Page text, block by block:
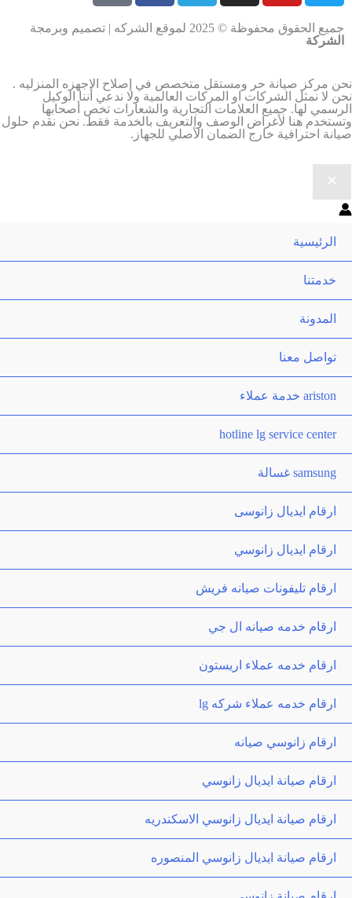
جميع الحقوق محفوظة © 2025 لموقع الشركه | تصميم وبرمجة
الشركة
مركز صيانة حر ومستقل متخصص في إصلاح الاجهزه المنزليه .
لا نمثل الشركات او المركات العالمية ولا ندعي أننا الوكيل
لها. جميع العلامات التجارية والشعارات تخص أصحابها
هنا لأغراض الوصف والتعريف بالخدمة فقط. نحن نقدم حلول
احترافية خارج الضمان الأصلي للجهاز.
الرئيسية
خدمتنا
المدونة
تواصل معنا
ariston خدمة عملاء
hotline lg service center
samsung غسالة
ارقام ايديال زانوسى
ارقام ايديال زانوسي
ارقام تليفونات صيانه فريش
ارقام خدمه صيانه ال جي
ارقام خدمه عملاء اريستون
ارقام خدمه عملاء شركه lg
ارقام زانوسي صيانه
ارقام صيانة ايديال زانوسي
ارقام صيانة ايديال زانوسي الاسكندريه
ارقام صيانة ايديال زانوسي المنصوره